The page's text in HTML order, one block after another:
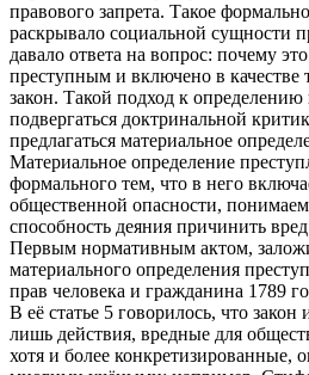
правового запрета. Такое
раскрывало социальной сущности
давало ответа на вопрос: почему
преступным и включено в качестве
закон. Такой подход к определению
подвергаться доктринальной
предлагаться материальное
Материальное определение
формального тем, что в него
общественной опасности,
способность деяния причинить
Первым нормативным актом,
материального определения
прав человека и гражданина 1789
В её статье 5 говорилось, что закон
лишь действия, вредные для
хотя и более конкретизированные,